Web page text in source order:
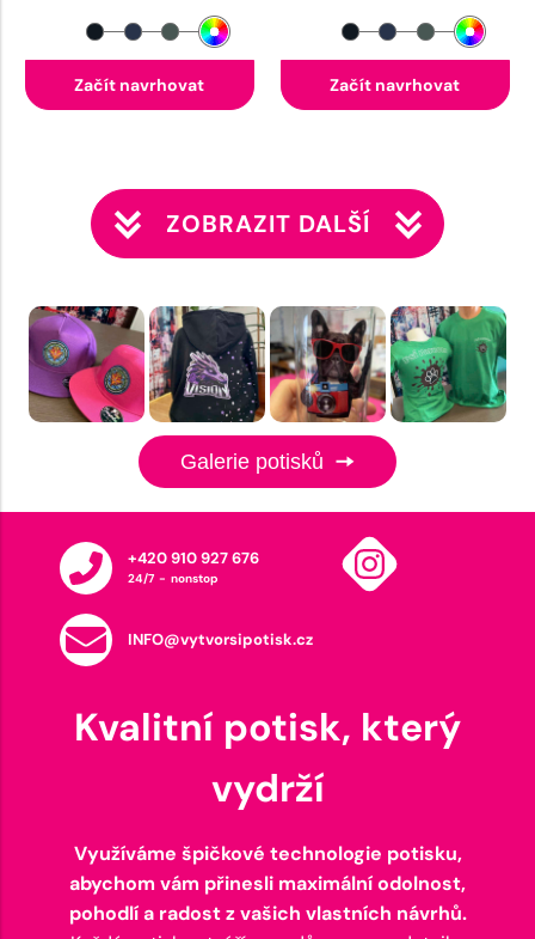
Začít navrhovat Začít navrhovat
ZOBRAZIT DALŠÍ
Galerie potisků
+420 910 927 676
24/7 - nonstop
INFO@vytvorsipotisk.cz
Kvalitní potisk, který
vydrží
Využíváme špičkové technologie potisku,
abychom vám přinesli maximální odolnost,
pohodlí a radost z vašich vlastních návrhů.